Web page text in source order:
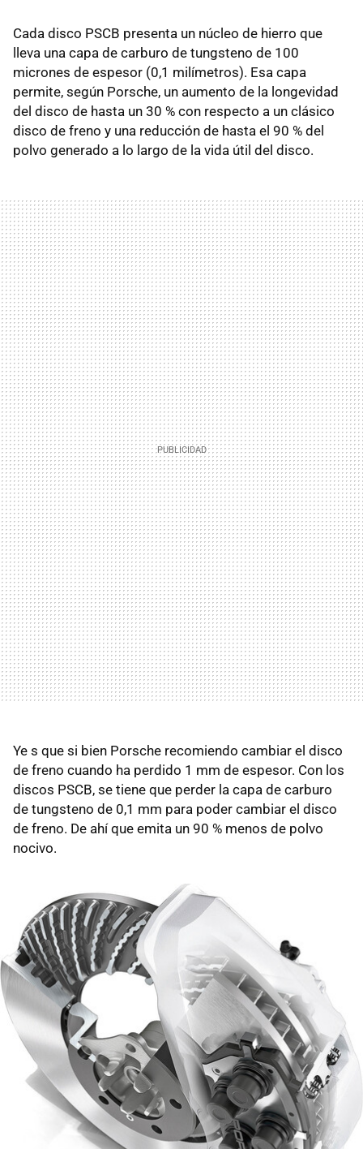
Cada disco PSCB presenta un núcleo de hierro que
lleva una capa de carburo de tungsteno de 100
micrones de espesor (0,1 milímetros). Esa capa
permite, según Porsche, un aumento de la longevidad
del disco de hasta un 30 % con respecto a un clásico
disco de freno y una reducción de hasta el 90 % del
polvo generado a lo largo de la vida útil del disco.
Ye s que si bien Porsche recomiendo cambiar el disco
de freno cuando ha perdido 1 mm de espesor. Con los
discos PSCB, se tiene que perder la capa de carburo
de tungsteno de 0,1 mm para poder cambiar el disco
de freno. De ahí que emita un 90 % menos de polvo
nocivo.